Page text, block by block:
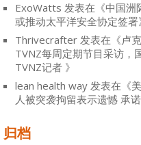
ExoWatts 发表在《中国洲
或推动太平洋安全协定签署
Thrivecrafter 发表在《卢
TVNZ每周定期节目采访，
TVNZ记者 》
lean health way 发表在《
人被突袭拘留表示遗憾 承
归档